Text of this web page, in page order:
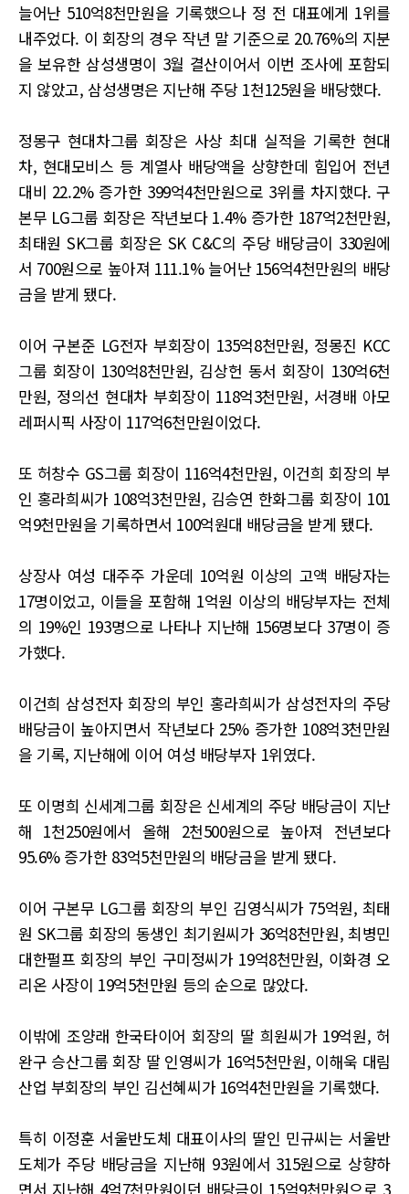
늘어난 510억8천만원을 기록했으나 정 전 대표에게 1위를
내주었다. 이 회장의 경우 작년 말 기준으로 20.76%의 지분
을 보유한 삼성생명이 3월 결산이어서 이번 조사에 포함되
지 않았고, 삼성생명은 지난해 주당 1천125원을 배당했다.
정몽구 현대차그룹 회장은 사상 최대 실적을 기록한 현대
차, 현대모비스 등 계열사 배당액을 상향한데 힘입어 전년
대비 22.2% 증가한 399억4천만원으로 3위를 차지했다. 구
본무 LG그룹 회장은 작년보다 1.4% 증가한 187억2천만원,
최태원 SK그룹 회장은 SK C&C의 주당 배당금이 330원에
서 700원으로 높아져 111.1% 늘어난 156억4천만원의 배당
금을 받게 됐다.
이어 구본준 LG전자 부회장이 135억8천만원, 정몽진 KCC
그룹 회장이 130억8천만원, 김상헌 동서 회장이 130억6천
만원, 정의선 현대차 부회장이 118억3천만원, 서경배 아모
레퍼시픽 사장이 117억6천만원이었다.
또 허창수 GS그룹 회장이 116억4천만원, 이건희 회장의 부
인 홍라희씨가 108억3천만원, 김승연 한화그룹 회장이 101
억9천만원을 기록하면서 100억원대 배당금을 받게 됐다.
상장사 여성 대주주 가운데 10억원 이상의 고액 배당자는
17명이었고, 이들을 포함해 1억원 이상의 배당부자는 전체
의 19%인 193명으로 나타나 지난해 156명보다 37명이 증
가했다.
이건희 삼성전자 회장의 부인 홍라희씨가 삼성전자의 주당
배당금이 높아지면서 작년보다 25% 증가한 108억3천만원
을 기록, 지난해에 이어 여성 배당부자 1위였다.
또 이명희 신세계그룹 회장은 신세계의 주당 배당금이 지난
해 1천250원에서 올해 2천500원으로 높아져 전년보다
95.6% 증가한 83억5천만원의 배당금을 받게 됐다.
이어 구본무 LG그룹 회장의 부인 김영식씨가 75억원, 최태
원 SK그룹 회장의 동생인 최기원씨가 36억8천만원, 최병민
대한펄프 회장의 부인 구미정씨가 19억8천만원, 이화경 오
리온 사장이 19억5천만원 등의 순으로 많았다.
이밖에 조양래 한국타이어 회장의 딸 희원씨가 19억원, 허
완구 승산그룹 회장 딸 인영씨가 16억5천만원, 이해욱 대림
산업 부회장의 부인 김선혜씨가 16억4천만원을 기록했다.
특히 이정훈 서울반도체 대표이사의 딸인 민규씨는 서울반
도체가 주당 배당금을 지난해 93원에서 315원으로 상향하
면서 지난해 4억7천만원이던 배당금이 15억9천만원으로 3